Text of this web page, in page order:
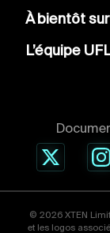
À bientôt
L’équipe
© 2026 XTEN
et les logos